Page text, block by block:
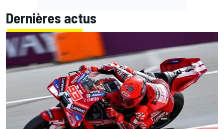
Dernières actus